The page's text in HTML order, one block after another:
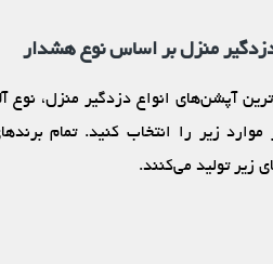
دزدگیر منزل بر اساس نوع هشدار
آپشن‌های انواع دزدگیر منزل، نوع
موارد زیر را انتخاب کنید. تمام
زیر تولید می‌کنند.